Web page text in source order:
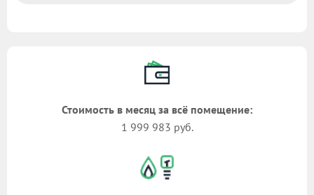
Стоимость в месяц за всё помещение:
1 999 983 руб.